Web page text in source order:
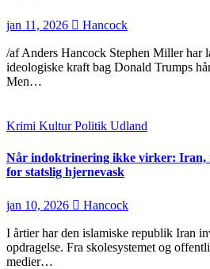
jan 11, 2026 Hancock
/af Anders Hancock Stephen Miller har
ideologiske kraft bag Donald Trumps
Men…
Krimi KulturPolitik Udland
Når indoktrinering ikke virker: Iran,
for statslig hjernevask
jan 10, 2026 Hancock
I årtier har den islamiske republik Iran
opdragelse. Fra skolesystemet og
medier…